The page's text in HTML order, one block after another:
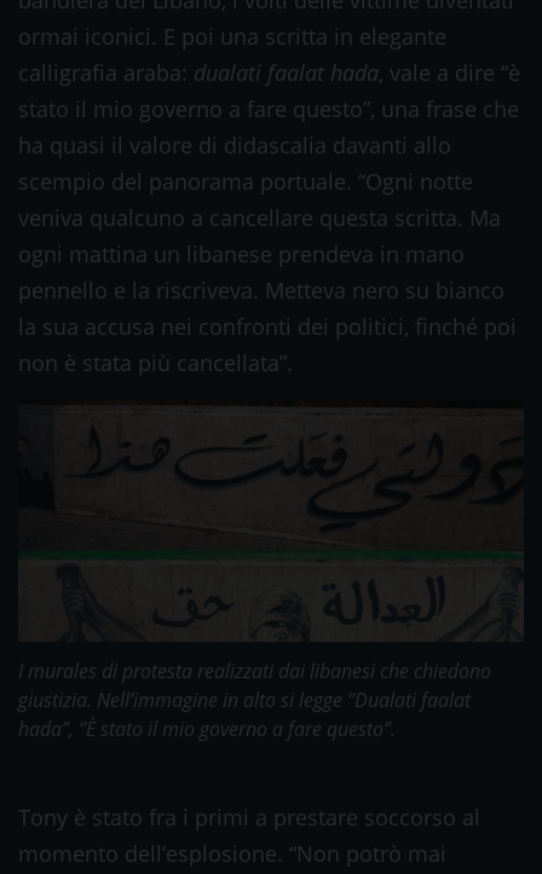
ormai iconici. E poi una scritta in elegante
calligrafia araba: dualati faalat hada, vale a dire “è
stato il mio governo a fare questo”, una frase che
ha quasi il valore di didascalia davanti allo
scempio del panorama portuale. “Ogni notte
veniva qualcuno a cancellare questa scritta. Ma
ogni mattina un libanese prendeva in mano
pennello e la riscriveva. Metteva nero su bianco
la sua accusa nei confronti dei politici, finché poi
non è stata più cancellata”.
I murales di protesta realizzati dai libanesi che chiedono
giustizia. Nell’immagine in alto si legge “Dualati faalat
hada”, “È stato il mio governo a fare questo”.
Tony è stato fra i primi a prestare soccorso al
momento dell’esplosione. “Non potrò mai